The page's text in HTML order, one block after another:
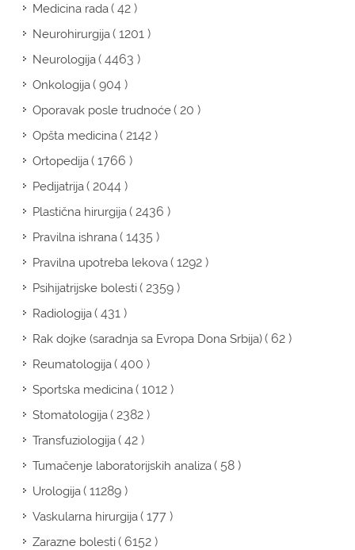
Medicina rada( 42 )
Neurohirurgija( 1201 )
Neurologija( 4463 )
Onkologija( 904 )
Oporavak posle trudnoće( 20 )
Opšta medicina( 2142 )
Ortopedija( 1766 )
Pedijatrija( 2044 )
Plastična hirurgija( 2436 )
Pravilna ishrana( 1435 )
Pravilna upotreba lekova( 1292 )
Psihijatrijske bolesti( 2359 )
Radiologija( 431 )
Rak dojke (saradnja sa Evropa Dona Srbija)( 62 )
Reumatologija( 400 )
Sportska medicina( 1012 )
Stomatologija( 2382 )
Transfuziologija( 42 )
Tumačenje laboratorijskih analiza( 58 )
Urologija( 11289 )
Vaskularna hirurgija( 177 )
Zarazne bolesti( 6152 )